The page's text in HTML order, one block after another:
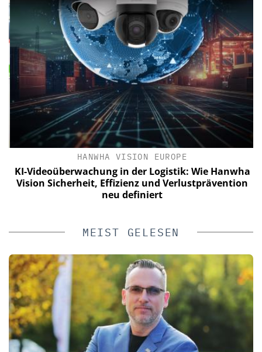
HANWHA VISION EUROPE
KI-Videoüberwachung in der Logistik: Wie Hanwha
Vision Sicherheit, Effizienz und Verlustprävention
neu definiert
MEIST GELESEN